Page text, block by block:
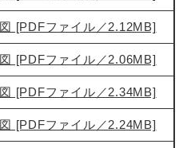
[PDFファイル／2.12MB]
[PDFファイル／2.06MB]
[PDFファイル／2.34MB]
[PDFファイル／2.24MB]